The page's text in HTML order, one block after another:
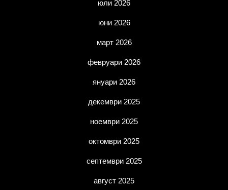
юли 2026
юни 2026
март 2026
февруари 2026
януари 2026
декември 2025
ноември 2025
октомври 2025
септември 2025
август 2025